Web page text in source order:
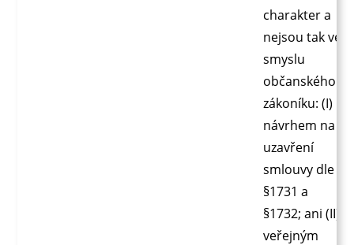
charakter a
nejsou tak ve
smyslu
občanského
zákoníku: (I)
návrhem na
uzavření
smlouvy dle
§1731 a
§1732; ani (II)
veřejným